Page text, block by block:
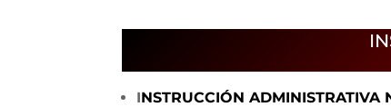
INSTRUCCIÓN ADMINISTRATIVA